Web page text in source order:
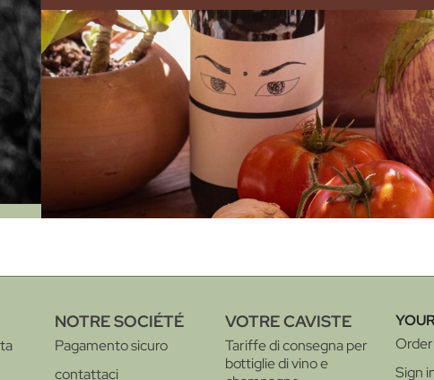
NOTRE SOCIÉTÉ
Pagamento sicuro
contattaci
VOTRE CAVISTE
Tariffe di consegna per
bottiglie di vino e
Sign